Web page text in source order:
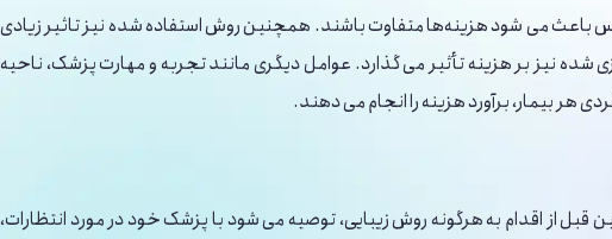
دارد. اولین عامل، نوع نخ آپتوس است. وجود حدود ۳۰ نوع مختلف از نخ‌های آپتوس باعث می‌ شود هزینه‌ها متفاوت باشند. همچنین روش استفاده شده نیز تاثیر زیادی
شده نیز بر هزینه تأثیر می ‌گذارد. عوامل دیگری مانند تجربه و مهارت پزشک، ناحیه
بیمار، برآورد هزینه را انجام می‌ دهند.
از اقدام به هرگونه روش زیبایی، توصیه می ‌شود با پزشک خود در مورد انتظارات،